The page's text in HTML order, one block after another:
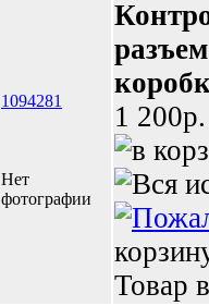
1094281
Нет
фотографии
1 200p.
Товар